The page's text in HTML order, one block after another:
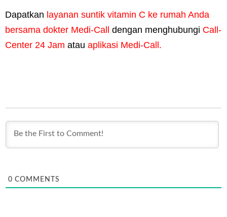
Dapatkan layanan suntik vitamin C ke rumah Anda
bersama dokter Medi-Call
dengan menghubungi Call-
Center 24 Jam atau aplikasi Medi-Call.
0 COMMENTS